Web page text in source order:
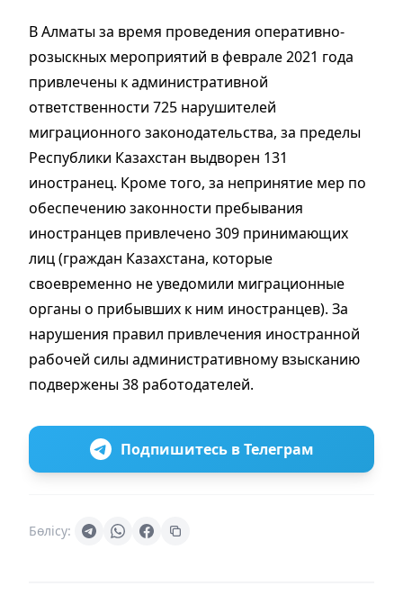
В Алматы за время проведения оперативно-
розыскных мероприятий в феврале 2021 года
привлечены к административной
ответственности 725 нарушителей
миграционного законодательства, за пределы
Республики Казахстан выдворен 131
иностранец. Кроме того, за непринятие мер по
обеспечению законности пребывания
иностранцев привлечено 309 принимающих
лиц (граждан Казахстана, которые
своевременно не уведомили миграционные
органы о прибывших к ним иностранцев). За
нарушения правил привлечения иностранной
рабочей силы административному взысканию
подвержены 38 работодателей.
Подпишитесь в Телеграм
Бөлісу: